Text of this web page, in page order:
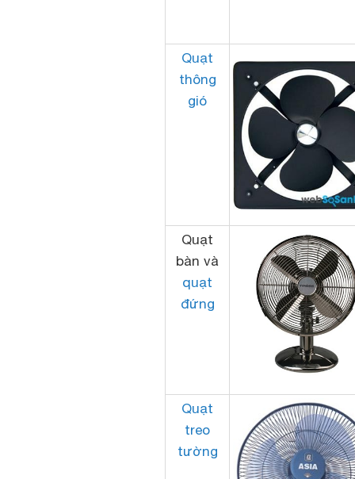
Quạt
thông
gió
Quạt
bàn và
quạt
đứng
Quạt
treo
tường